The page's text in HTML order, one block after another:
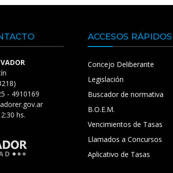
- 4910169
hs.
ACCESOS RÁPIDOS
Concejo Deliberante
Legislación
Buscador de normativa
B.O.E.M.
Vencimientos de Tasas
Llamados a Concursos
Aplicativo de Tasas